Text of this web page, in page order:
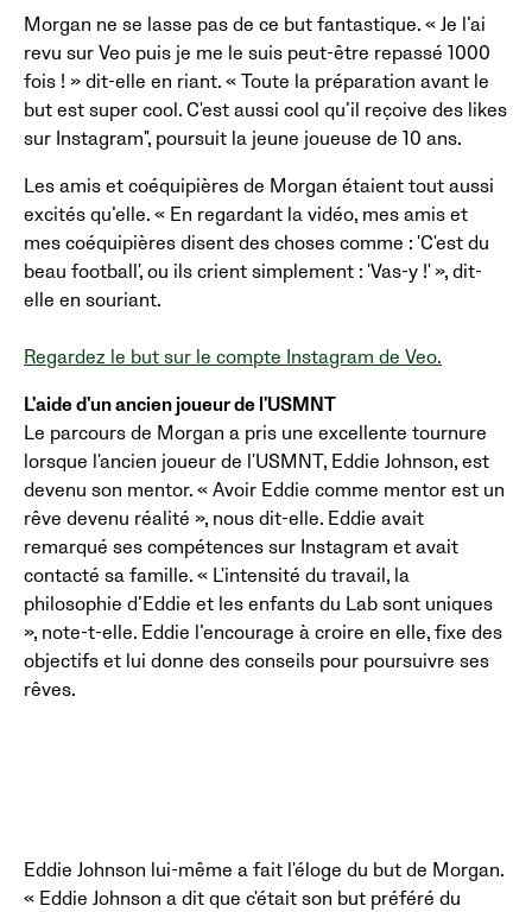
Morgan ne se lasse pas de ce but fantastique. « Je l’ai
revu sur Veo puis je me le suis peut-être repassé 1000
fois ! » dit-elle en riant. « Toute la préparation avant le
but est super cool. C'est aussi cool qu’il reçoive des likes
sur Instagram", poursuit la jeune joueuse de 10 ans.
Les amis et coéquipières de Morgan étaient tout aussi
excités qu’elle. « En regardant la vidéo, mes amis et
mes coéquipières disent des choses comme : 'C'est du
beau football', ou ils crient simplement : 'Vas-y !' », dit-
elle en souriant.
Regardez le but sur le compte Instagram de Veo.
L'aide d'un ancien joueur de l'USMNT
Le parcours de Morgan a pris une excellente tournure
lorsque l'ancien joueur de l'USMNT, Eddie Johnson, est
devenu son mentor. « Avoir Eddie comme mentor est un
rêve devenu réalité », nous dit-elle. Eddie avait
remarqué ses compétences sur Instagram et avait
contacté sa famille. « L'intensité du travail, la
philosophie d’Eddie et les enfants du Lab sont uniques
», note-t-elle. Eddie l’encourage à croire en elle, fixe des
objectifs et lui donne des conseils pour poursuivre ses
rêves.
Eddie Johnson lui-même a fait l'éloge du but de Morgan.
« Eddie Johnson a dit que c'était son but préféré du